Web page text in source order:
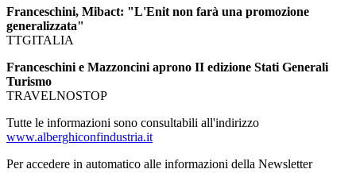
Franceschini, Mibact: "L'Enit non farà una promozione
generalizzata"
TTGITALIA
Franceschini e Mazzoncini aprono II edizione Stati Generali
Turismo
TRAVELNOSTOP
Tutte le informazioni sono consultabili all'indirizzo
www.alberghiconfindustria.it
Per accedere in automatico alle informazioni della Newsletter